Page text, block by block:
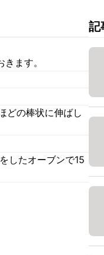
ます。
どの棒状に伸ばし
したオーブンで15
記